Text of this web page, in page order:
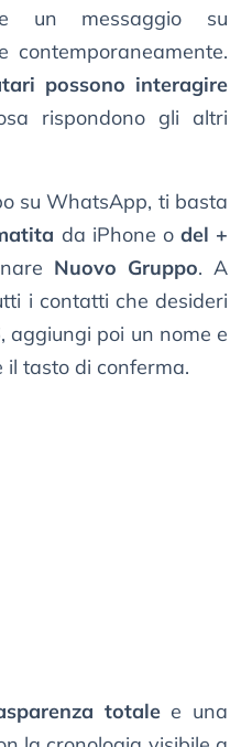
un messaggio su
possono interagire
rispondono gli altri
su WhatsApp, ti basta
da iPhone o del +
Nuovo Gruppo. A
i contatti che desideri
, aggiungi poi un nome e
il tasto di conferma.
totalee una